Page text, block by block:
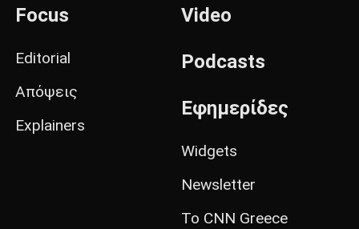
Focus
Editorial
Απόψεις
Explainers
Video
Podcasts
Εφημερίδες
Widgets
Newsletter
Το CNN Greece